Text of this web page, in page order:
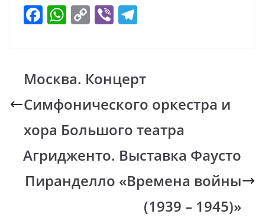
F
b
o
o
k
W
s
A
p
p
C
y
Li
n
k
Vi
gr
a
m
Москва. Концерт
Симфонического оркестра и
хора Большого театра
Агридженто. Выставка Фаусто
Пиранделло «Времена войны
(1939 – 1945)»